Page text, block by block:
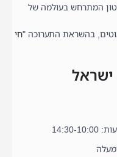
המתרחש בעולמה של
בהשראת התערוכה "חי
ישראל